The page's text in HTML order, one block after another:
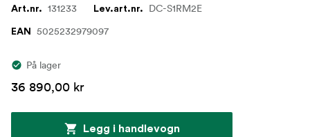
Art.nr. 131233 Lev.art.nr. DC-S1RM2E
EAN 5025232979097
På lager
36 890,00 kr
Legg i handlevogn